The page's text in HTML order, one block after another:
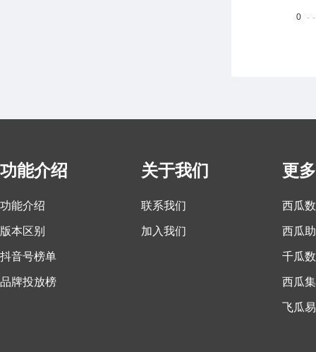
功能介绍
功能介绍
版本区别
抖音号榜单
品牌投放榜
关于我们
联系我们
加入我们
更
西瓜
西瓜
千瓜
西瓜集
飞瓜